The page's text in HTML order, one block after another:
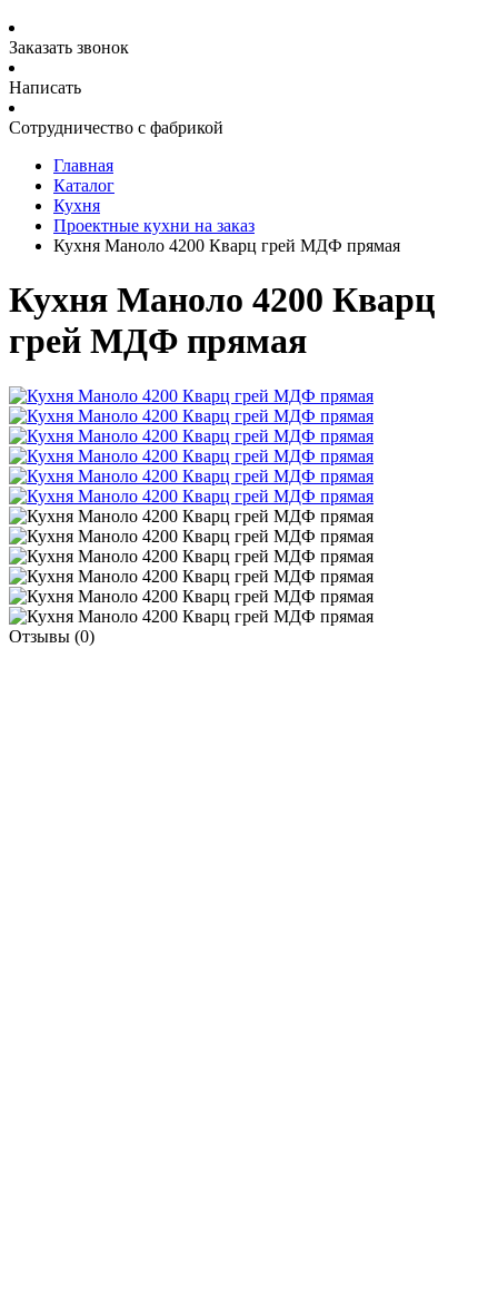
Заказать звонок
Написать
Сотрудничество с фабрикой
Главная
Каталог
Кухня
Проектные кухни на заказ
Кухня Маноло 4200 Кварц грей МДФ прямая
Кухня Маноло 4200 Кварц
грей МДФ прямая
Отзывы (0)